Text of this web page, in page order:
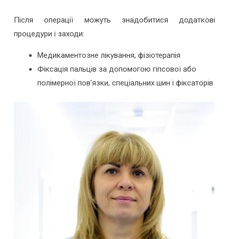
Після операції можуть знадобитися додаткові
процедури і заходи:
Медикаментозне лікування, фізіотерапія
Фіксація пальців за допомогою гіпсової або
полімерної пов’язки, спеціальних шин і фіксаторів